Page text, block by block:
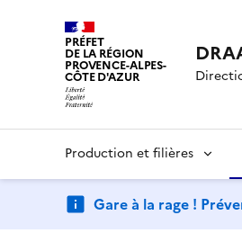
PRÉFET
DE LA RÉGION
PROVENCE-ALPES-
CÔTE D'AZUR
Production et filières
Gare à la rage !